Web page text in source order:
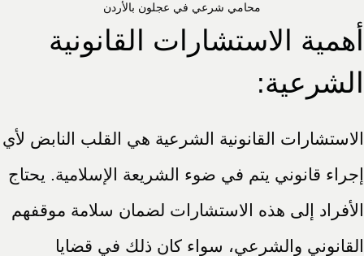
محامي شرعي في عجلون بالأردن
أهمية الاستشارات القانونية
الشرعية:
الاستشارات القانونية الشرعية هي القلب النابض لأي
إجراء قانوني يتم في ضوء الشريعة الإسلامية. يحتاج
الأفراد إلى هذه الاستشارات لضمان سلامة موقفهم
القانوني والشرعي، سواء كان ذلك في قضايا